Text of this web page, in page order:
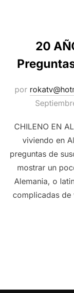
20
por
CHILENO EN
viviendo en
preguntas de
mostrar un
Alemania, o
complicadas